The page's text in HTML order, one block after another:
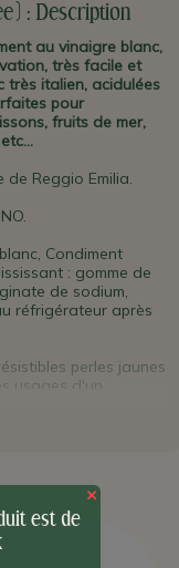
: Description
au vinaigre blanc,
très facile et
très italien, acidulées
pour
fruits de mer,
de Reggio Emilia.
Condiment
: gomme de
de sodium,
réfrigérateur après
perles jaunes
usages d'un
poissons frais, fruits
d'un carpaccio
×
est de